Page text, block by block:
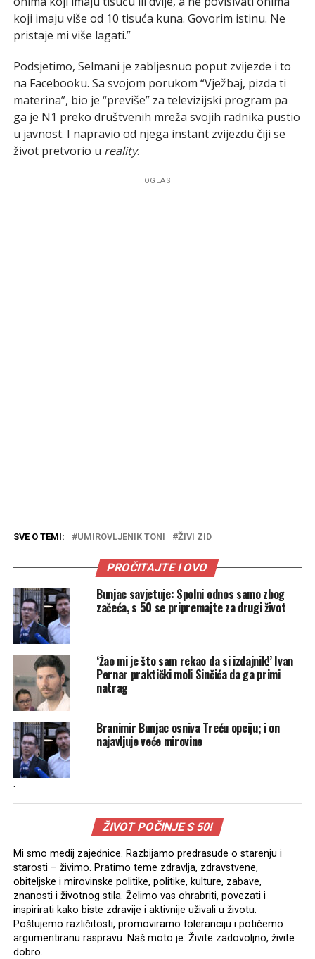
koji imaju više od 10 tisuća kuna. Govorim istinu. Ne
pristaje mi više lagati.”
Podsjetimo, Selmani je zabljesnuo poput zvijezde i to
na Facebooku. Sa svojom porukom “Vježbaj, pizda ti
materina”, bio je “previše” za televizijski program pa
ga je N1 preko društvenih mreža svojih radnika pustio
u javnost. I napravio od njega instant zvijezdu čiji se
život pretvorio u reality.
OGLAS
SVE O TEMI: UMIROVLJENIK TONI ŽIVI ZID
PROČITAJTE I OVO
Bunjac savjetuje: Spolni odnos samo zbog
začeća, s 50 se pripremajte za drugi život
‘Žao mi je što sam rekao da si izdajnik!’ Ivan
Pernar praktički moli Sinčića da ga primi
natrag
Branimir Bunjac osniva Treću opciju; i on
najavljuje veće mirovine
.
ŽIVOT POČINJE S 50!
Mi smo medij zajednice. Razbijamo predrasude o starenju i
starosti – živimo. Pratimo teme zdravlja, zdravstvene,
obiteljske i mirovinske politike, politike, kulture, zabave,
znanosti i životnog stila. Želimo vas ohrabriti, povezati i
inspirirati kako biste zdravije i aktivnije uživali u životu.
Poštujemo različitosti, promoviramo toleranciju i potičemo
argumentiranu raspravu. Naš moto je: Živite zadovoljno, živite
dobro.